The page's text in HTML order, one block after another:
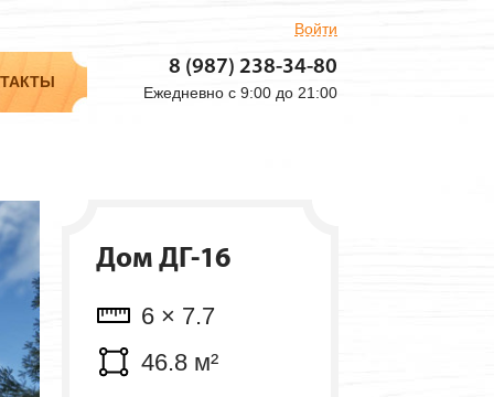
Войти
8 (987) 238-34-80
Ежедневно с 9:00 до 21:00
Дом ДГ-16
6 × 7.7
46.8 м²
Объем: 11.44 м³